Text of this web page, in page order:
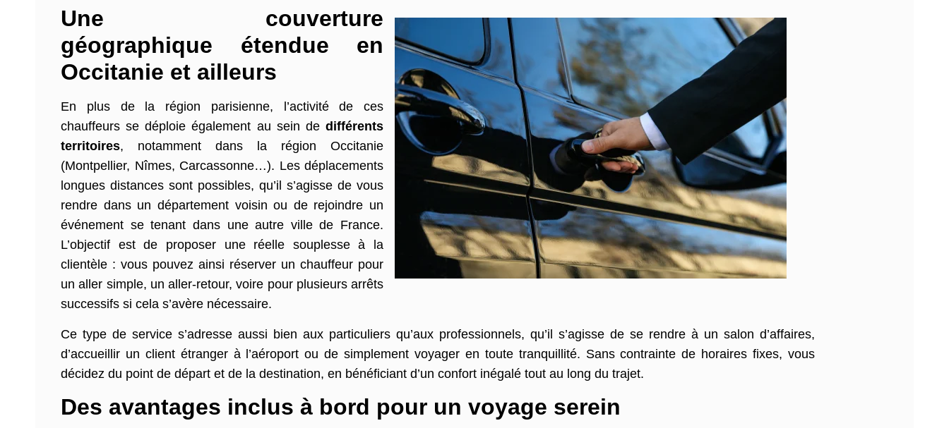
Une couverture
géographique étendue en
Occitanie et ailleurs
En plus de la région parisienne, l’activité de ces
chauffeurs se déploie également au sein de différents
territoires, notamment dans la région Occitanie
(Montpellier, Nîmes, Carcassonne…). Les déplacements
longues distances sont possibles, qu’il s’agisse de vous
rendre dans un département voisin ou de rejoindre un
événement se tenant dans une autre ville de France.
L’objectif est de proposer une réelle souplesse à la
clientèle : vous pouvez ainsi réserver un chauffeur pour
un aller simple, un aller-retour, voire pour plusieurs arrêts
successifs si cela s’avère nécessaire.
Ce type de service s’adresse aussi bien aux particuliers qu’aux professionnels, qu’il s’agisse de se rendre à un salon d’affaires,
d’accueillir un client étranger à l’aéroport ou de simplement voyager en toute tranquillité. Sans contrainte de horaires fixes, vous
décidez du point de départ et de la destination, en bénéficiant d’un confort inégalé tout au long du trajet.
Des avantages inclus à bord pour un voyage serein